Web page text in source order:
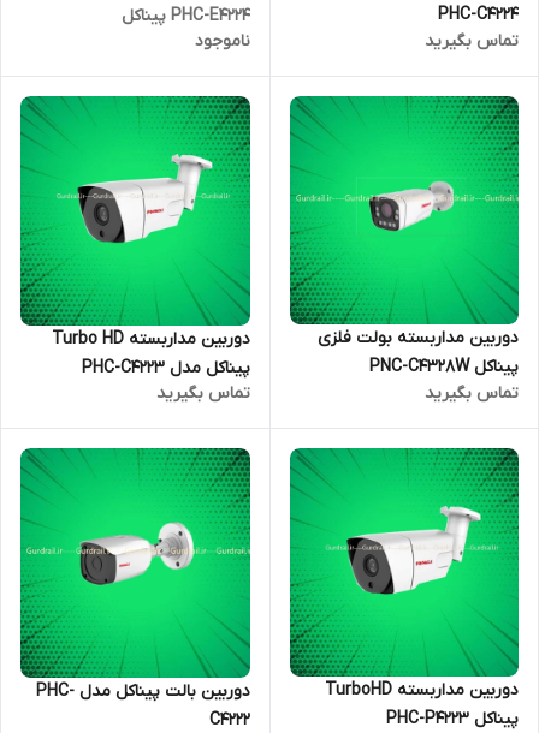
PHC-C4224
تماس بگیرید
PHC-E4224 پیناکل
ناموجود
دوربین مداربسته بولت فلزی
پیناکل PNC-C4328W
تماس بگیرید
دوربین مداربسته Turbo HD
پیناکل مدل PHC-C4223
تماس بگیرید
دوربین مداربسته TurboHD
پیناکل PHC-P4223
دوربین بالت پیناکل مدل PHC-
C4222